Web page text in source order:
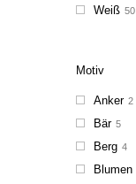
Weiß 50
Motiv
Anker 2
Bär 5
Berg 4
Blumen